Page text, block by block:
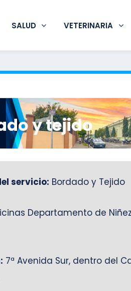
SALUD VETERINARIA
y tejido
servicio: Bordado y Tejido
Departamento de
7ª Avenida Sur, dentro del